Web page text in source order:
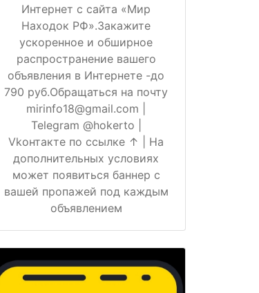
Интернет с сайта «Мир
Находок РФ».Закажите
ускоренное и обширное
распространение вашего
объявления в Интернете -до
790 руб.Обращаться на почту
mirinfo18@gmail.com |
Telegram @hokerto |
Vkонтакте по ссылке ↑ | На
дополнительных условиях
может появиться баннер с
вашей пропажей под каждым
объявлением